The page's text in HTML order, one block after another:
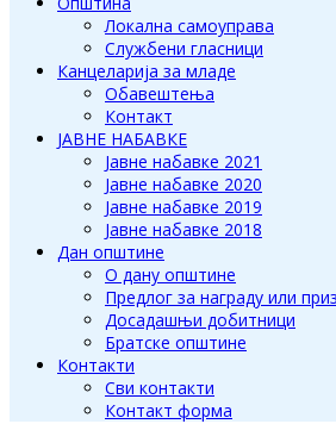
Локална самоуправа
Службени гласници
Канцеларија за младе
Обавештења
Контакт
ЈАВНЕ НАБАВКЕ
Јавне набавке 2021
Јавне набавке 2020
Јавне набавке 2019
Јавне набавке 2018
Дан општине
О дану општине
Предлог за награду или
Досадашњи добитници
Братске општине
Контакти
Сви контакти
Контакт форма